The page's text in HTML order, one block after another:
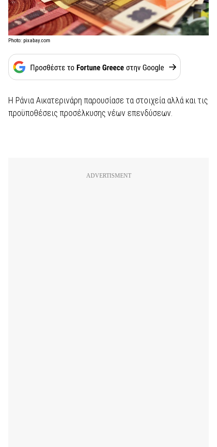
Photo: pixabay.com
Η Ράνια Αικατερινάρη παρουσίασε τα στοιχεία αλλά και τις
προϋποθέσεις προσέλκυσης νέων επενδύσεων.